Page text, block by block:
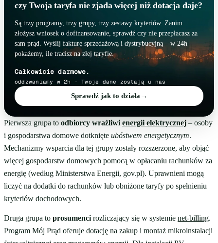
czy Twoja taryfa nie zjada więcej niż dotacja daje?
Są trzy programy, trzy grupy, trzy zestawy kryteriów. Zanim
złożysz wniosek o dofinansowanie, sprawdź czy nie przepłacasz za
sam prąd. Wyślij fakturę sprzedażową i dystrybucyjną – w 24h
pokażemy, ile tracisz na złej taryfie.
Sprawdź jak to działa →
Całkowicie darmowe.
oddzwaniamy w 2h · Twoje dane zostają u nas
Pierwsza grupa to odbiorcy wrażliwi energii elektrycznej – osoby
i gospodarstwa domowe dotknięte ubóstwem energetycznym.
Mechanizmy wsparcia dla tej grupy zostały rozszerzone, aby objąć
więcej gospodarstw domowych pomocą w opłacaniu rachunków za
energię (według Ministerstwa Energii, gov.pl). Uprawnieni mogą
liczyć na dodatki do rachunków lub obniżone taryfy po spełnieniu
kryteriów dochodowych.
Druga grupa to prosumenci rozliczający się w systemie net-billing.
Program Mój Prąd oferuje dotację na zakup i montaż mikroinstalacji